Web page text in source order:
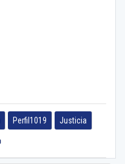
Perfil1019 Justicia